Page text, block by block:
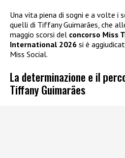
Una vita piena di sogni e a volte i
quelli di Tiffany Guimarães, che
maggio scorsi del concorso Miss
International 2026 si è
Miss Social.
La determinazione e il
Tiffany Guimarães